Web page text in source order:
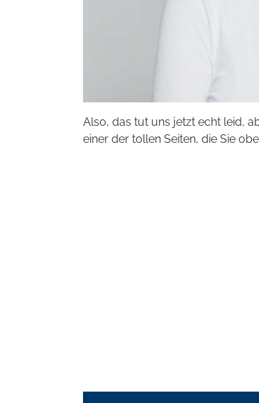
Also, das tut uns jetzt echt leid,
einer der tollen Seiten, die Sie